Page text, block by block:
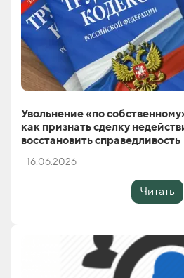
Увольнение «по
как признать сделку
восстановить справедливость
16.06.2026
Читать